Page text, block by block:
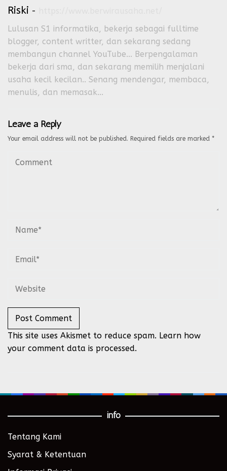
Riski -
Lulusan S1 informatika, bekerja sebagai fulltime
blogger, content writter, dan sekarang sedang
membangun channel YouTube... Berpengalaman
bekerja dari sma, dan sekarang memilih menjalani
usaha kecil kecilan.. Senang mendengar, membaca,
menulis, dan memasak...
Leave a Reply
Your email address will not be published. Required fields are marked *
This site uses Akismet to reduce spam. Learn how
your comment data is processed.
info
Tentang Kami
Syarat & Ketentuan